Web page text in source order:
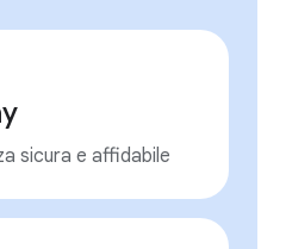
sicura e affidabile